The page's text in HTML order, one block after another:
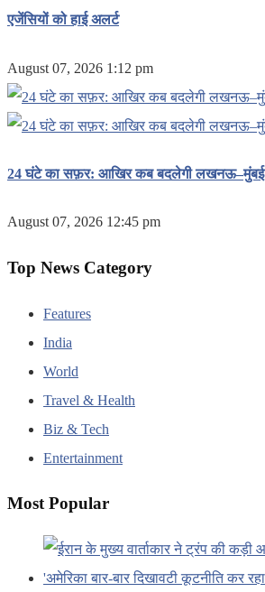
एजेंसियों को हाई अलर्ट
August 07, 2026 1:12 pm
24 घंटे का सफ़र: आखिर कब बदलेगी लखनऊ–मुंबई
August 07, 2026 12:45 pm
Top News Category
Features
India
World
Travel & Health
Biz & Tech
Entertainment
Most Popular